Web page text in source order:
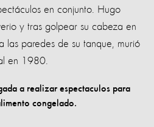
en conjunto. Hugo
y tras golpear su cabeza en
las paredes de su tanque, murió
en 1980.